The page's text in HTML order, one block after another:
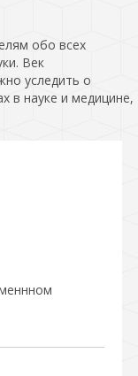
обо всех
Век
уследить о
в науке и медицине,